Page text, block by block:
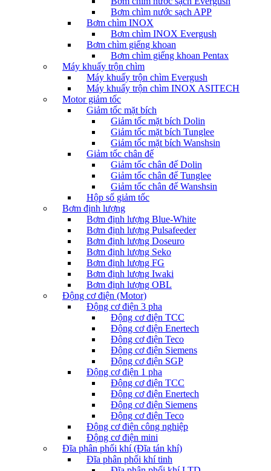
Bơm chìm nước sạch APP
Bơm chìm INOX
Bơm chìm INOX Evergush
Bơm chìm giếng khoan
Bơm chìm giếng khoan Pentax
Máy khuấy trộn chìm
Máy khuấy trộn chìm Evergush
Máy khuấy trộn chìm INOX ASITECH
Motor giảm tốc
Giảm tốc mặt bích
Giảm tốc mặt bích Dolin
Giảm tốc mặt bích Tunglee
Giảm tốc mặt bích Wanshsin
Giảm tốc chân đế
Giảm tốc chân đế Dolin
Giảm tốc chân đế Tunglee
Giảm tốc chân đế Wanshsin
Hộp số giảm tốc
Bơm định lượng
Bơm định lượng Blue-White
Bơm định lượng Pulsafeeder
Bơm định lượng Doseuro
Bơm định lượng Seko
Bơm định lượng FG
Bơm định lượng Iwaki
Bơm định lượng OBL
Động cơ điện (Motor)
Động cơ điện 3 pha
Động cơ điện TCC
Động cơ điện Enertech
Động cơ điện Teco
Động cơ điện Siemens
Động cơ điện SGP
Động cơ điện 1 pha
Động cơ điện TCC
Động cơ điện Enertech
Động cơ điện Siemens
Động cơ điện Teco
Động cơ điện công nghiệp
Động cơ điện mini
Đĩa phân phối khí (Đĩa tán khí)
Đĩa phân phối khí tinh